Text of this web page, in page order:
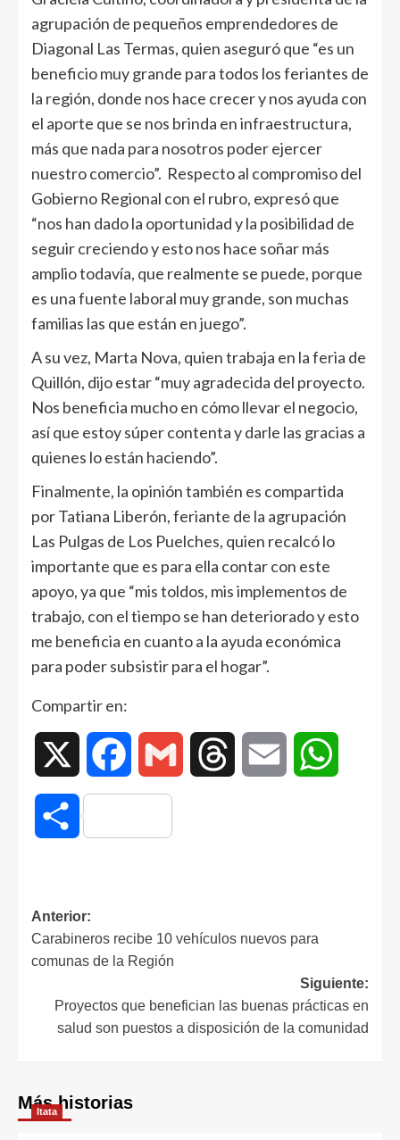
agrupación de pequeños emprendedores de
Diagonal Las Termas, quien aseguró que “es un
beneficio muy grande para todos los feriantes de
la región, donde nos hace crecer y nos ayuda con
el aporte que se nos brinda en infraestructura,
más que nada para nosotros poder ejercer
nuestro comercio”. Respecto al compromiso del
Gobierno Regional con el rubro, expresó que
“nos han dado la oportunidad y la posibilidad de
seguir creciendo y esto nos hace soñar más
amplio todavía, que realmente se puede, porque
es una fuente laboral muy grande, son muchas
familias las que están en juego”.
A su vez, Marta Nova, quien trabaja en la feria de
Quillón, dijo estar “muy agradecida del proyecto.
Nos beneficia mucho en cómo llevar el negocio,
así que estoy súper contenta y darle las gracias a
quienes lo están haciendo”.
Finalmente, la opinión también es compartida
por Tatiana Liberón, feriante de la agrupación
Las Pulgas de Los Puelches, quien recalcó lo
importante que es para ella contar con este
apoyo, ya que “mis toldos, mis implementos de
trabajo, con el tiempo se han deteriorado y esto
me beneficia en cuanto a la ayuda económica
para poder subsistir para el hogar”.
Compartir en:
Facebook Gmail Threads Email
Compartir
Anterior:
Carabineros recibe 10 vehículos nuevos para
comunas de la Región
Siguiente:
Proyectos que benefician las buenas prácticas en
salud son puestos a disposición de la comunidad
Más historias
Itata